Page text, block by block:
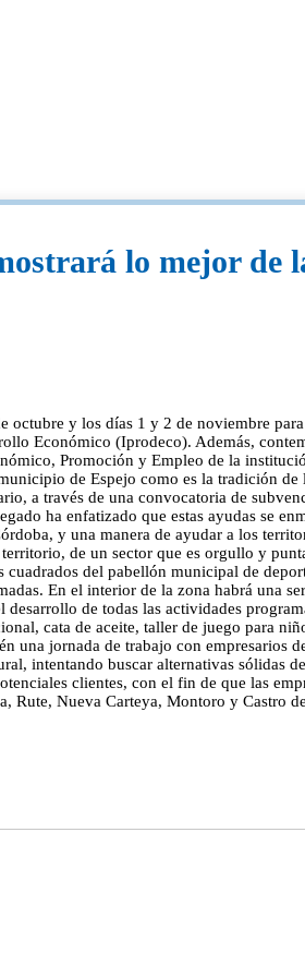
lo mejor de
octubre y los días 1 y 2 de noviembre
Económico (Iprodeco). Además,
Promoción y Empleo de la
de Espejo como es la tradición
a través de una convocatoria de
ha enfatizado que estas ayudas se
y una manera de ayudar a los
de un sector que es orgullo y
del pabellón municipal de
En el interior de la zona habrá una
de todas las actividades
cata de aceite, taller de juego para
jornada de trabajo con empresarios
intentando buscar alternativas sólidas
clientes, con el fin de que las
Nueva Carteya, Montoro y Castro